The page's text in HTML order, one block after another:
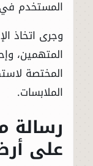
المستخدم في
وجرى اتخاذ
المتهمين،
المختصة
الملابسات.
رسالة
على